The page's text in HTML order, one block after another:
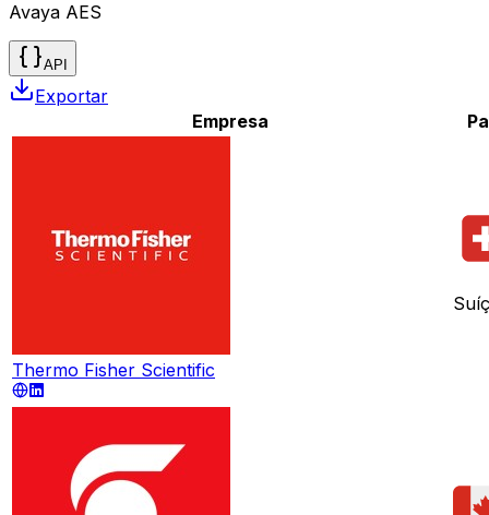
Avaya AES
API
Exportar
Empresa
Thermo Fisher Scientific